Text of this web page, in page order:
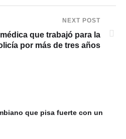
NEXT POST
que trabajó para la
por más de tres años
que pisa fuerte con un